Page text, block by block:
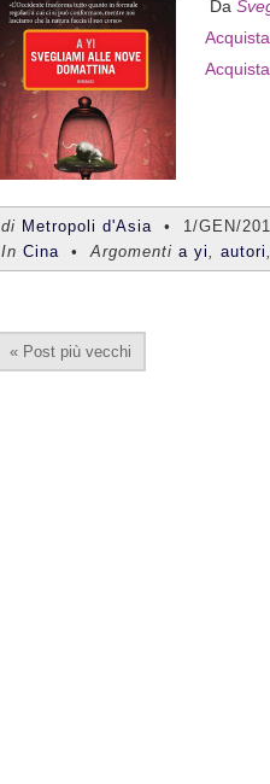
Da
di Metropoli d'Asia • 1/GEN/
In Cina • Argomenti a yi, autori
« Post più vecchi